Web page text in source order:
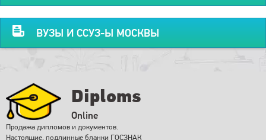
ВУЗЫ И ССУЗ-Ы МОСКВЫ
Diploms
Online
Продажа дипломов и документов.
Настоящие, подлинные бланки ГОСЗНАК